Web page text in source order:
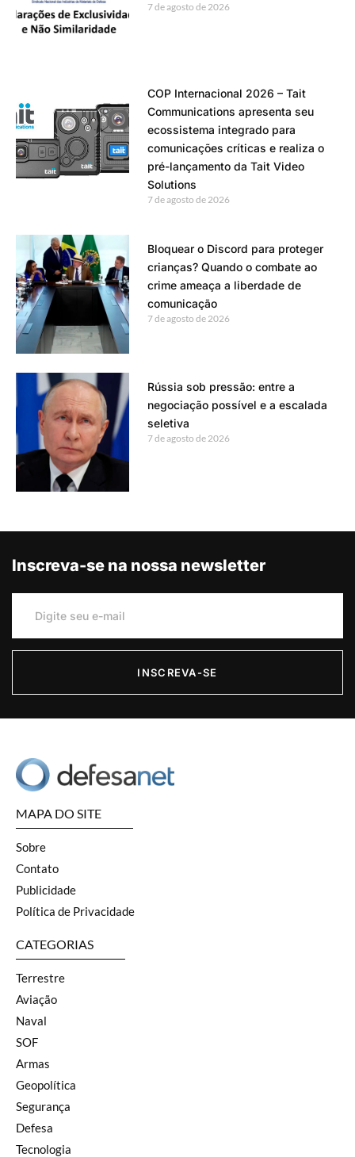
7 de agosto de 2026
COP Internacional 2026 – Tait
Communications apresenta seu
ecossistema integrado para
comunicações críticas e realiza o
pré-lançamento da Tait Video
Solutions
7 de agosto de 2026
Bloquear o Discord para proteger
crianças? Quando o combate ao
crime ameaça a liberdade de
comunicação
7 de agosto de 2026
Rússia sob pressão: entre a
negociação possível e a escalada
seletiva
7 de agosto de 2026
Inscreva-se na nossa newsletter
INSCREVA-SE
MAPA DO SITE
Sobre
Contato
Publicidade
Política de Privacidade
CATEGORIAS
Terrestre
Aviação
Naval
SOF
Armas
Geopolítica
Segurança
Defesa
Tecnologia